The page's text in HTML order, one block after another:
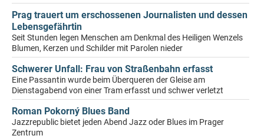
Prag trauert um erschossenen Journalisten und dessen
Lebensgefährtin
Seit Stunden legen Menschen am Denkmal des Heiligen Wenzels
Blumen, Kerzen und Schilder mit Parolen nieder
Schwerer Unfall: Frau von Straßenbahn erfasst
Eine Passantin wurde beim Überqueren der Gleise am
Dienstagabend von einer Tram erfasst und schwer verletzt
Roman Pokorný Blues Band
Jazzrepublic bietet jeden Abend Jazz oder Blues im Prager
Zentrum